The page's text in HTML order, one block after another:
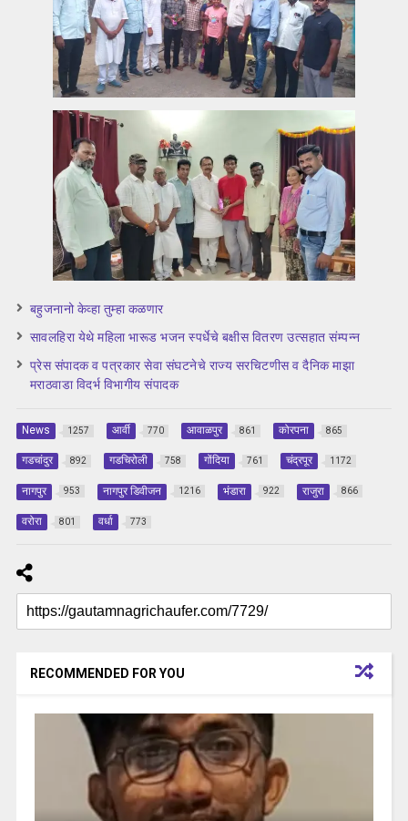
बहुजनानो केव्हा तुम्हा कळणार
सावलहिरा येथे महिला भारूड भजन स्पर्धेचे बक्षीस वितरण उत्सहात संम्पन्न
प्रेस संपादक व पत्रकार सेवा संघटनेचे राज्य सरचिटणीस व दैनिक माझा
मराठवाडा विदर्भ विभागीय संपादक
News 1257 आर्वी 770 आवाळपुर 861 कोरपना 865
गडचांदुर 892 गडचिरोली 758 गोंदिया 761 चंद्रपूर 1172
नागपुर 953 नागपुर डिवीजन 1216 भंडारा 922 राजुरा 866
वरोरा 801 वर्धा 773
RECOMMENDED FOR YOU